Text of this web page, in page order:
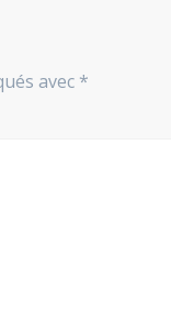
avec *